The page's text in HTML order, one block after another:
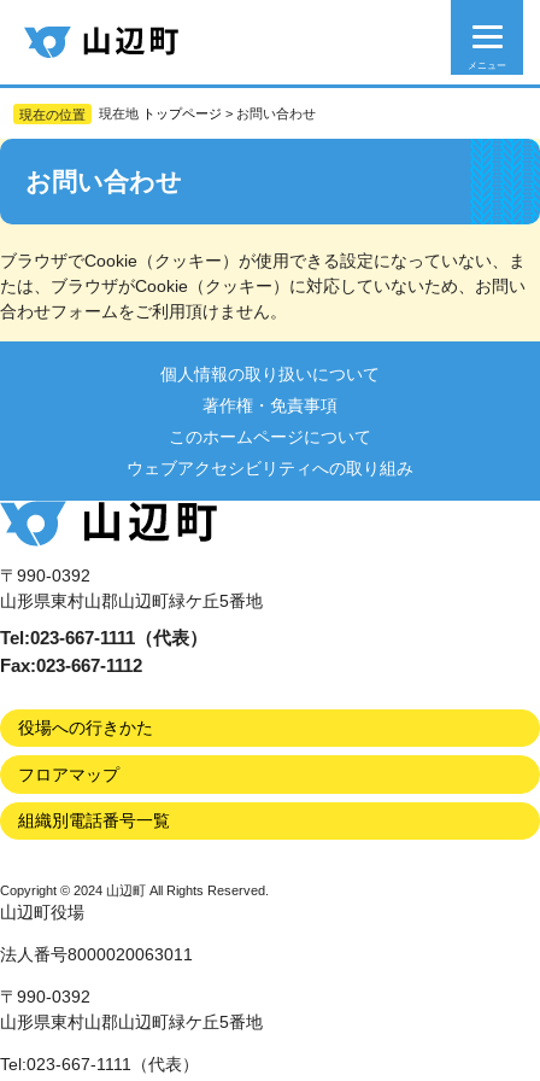
メニュー
現在地 トップページ > お問い合わせ
お問い合わせ
ブラウザでCookie（クッキー）が使用できる設定になっていない、ま
たは、ブラウザがCookie（クッキー）に対応していないため、お問い
合わせフォームをご利用頂けません。
個人情報の取り扱いについて
著作権・免責事項
このホームページについて
ウェブアクセシビリティへの取り組み
〒990-0392
山形県東村山郡山辺町緑ケ丘5番地
Tel:023-667-1111（代表）
Fax:023-667-1112
役場への行きかた
フロアマップ
組織別電話番号一覧
Copyright © 2024 山辺町 All Rights Reserved.
山辺町役場
法人番号8000020063011
〒990-0392
山形県東村山郡山辺町緑ケ丘5番地
Tel:023-667-1111（代表）